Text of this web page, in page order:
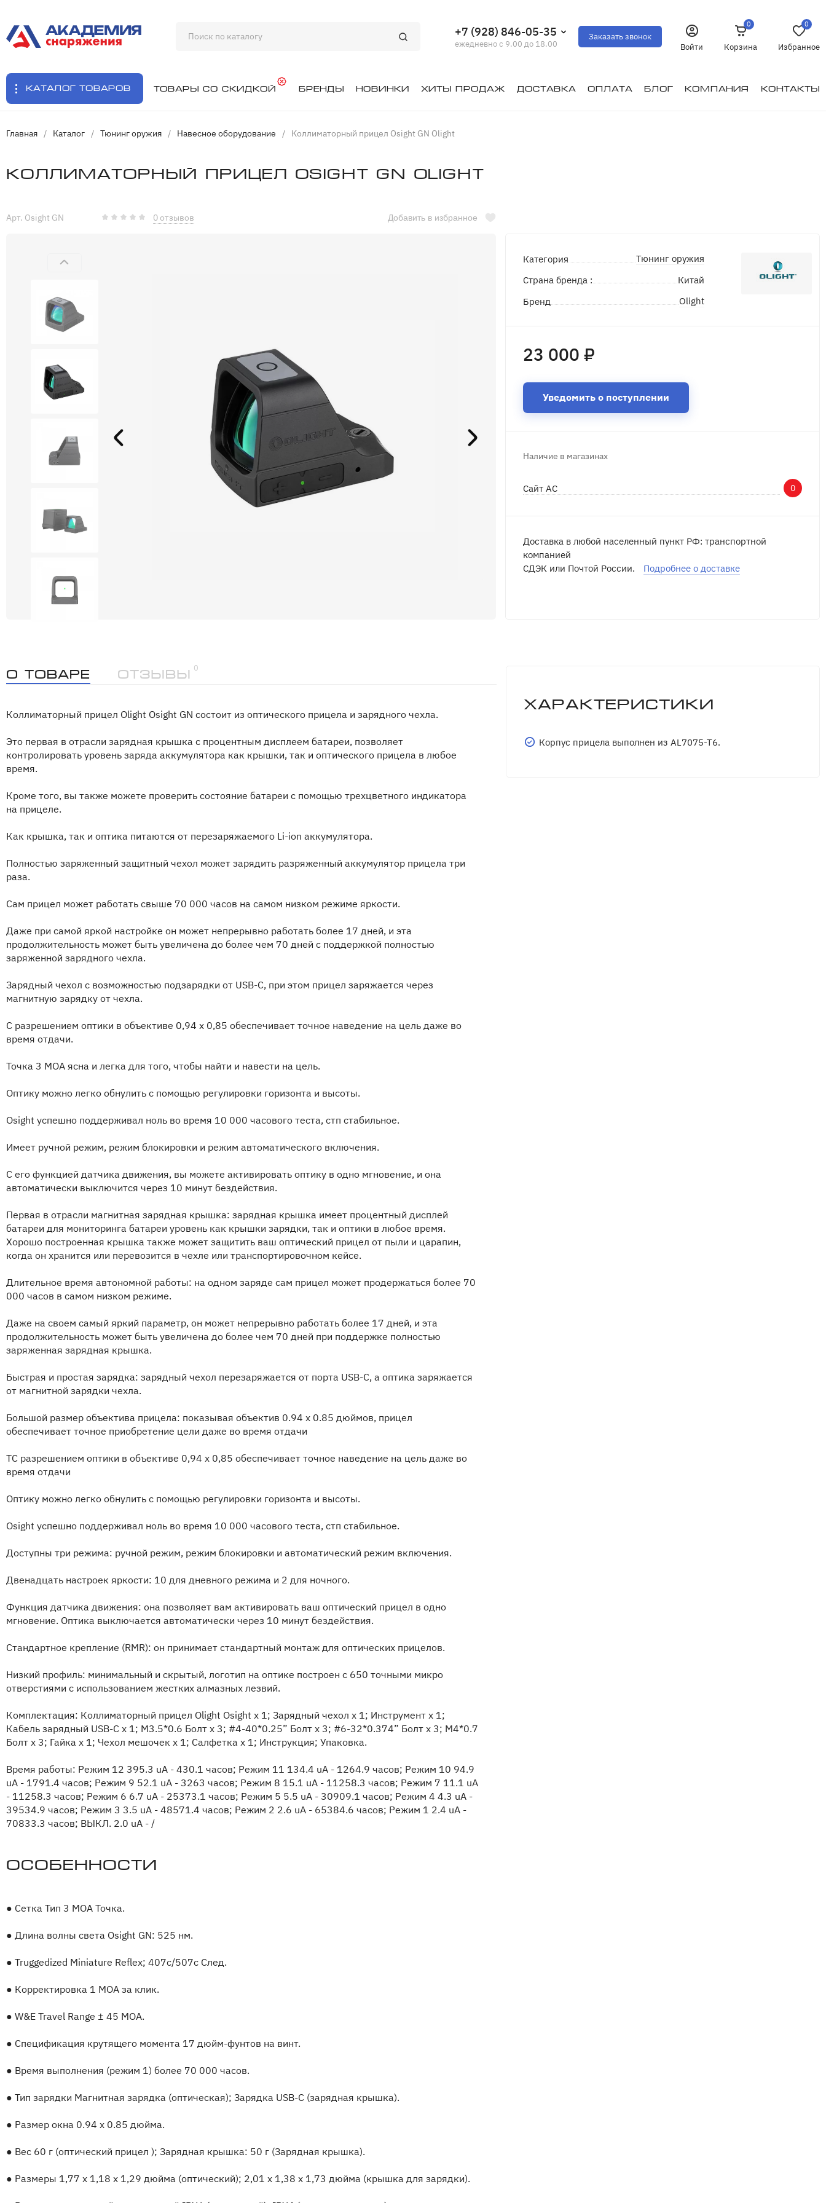
+7 (928) 846-05-35
ежедневно с 9.00 до 18.00
Заказать звонок
Войти
0
Корзина
0
Избранное
Каталог товаров Товары со скидкой Бренды Новинки Хиты продаж Доставка Оплата Блог Компания Контакты
Главная / Каталог / Тюнинг оружия / Навесное оборудование / Коллиматорный прицел Osight GN Olight
Коллиматорный прицел Osight GN Olight
Арт. Osight GN 0 отзывов Добавить в избранное
Категория
Тюнинг оружия
Страна бренда :
Китай
Бренд
Olight
23 000 ₽
Уведомить о поступлении
Наличие в магазинах
Сайт АС 0
Доставка в любой населенный пункт РФ: транспортной
компанией
СДЭК или Почтой России.
Подробнее о доставке
О товаре Отзывы
0
Коллиматорный прицел Olight Osight GN состоит из оптического прицела и зарядного чехла.
Это первая в отрасли зарядная крышка с процентным дисплеем батареи, позволяет
контролировать уровень заряда аккумулятора как крышки, так и оптического прицела в любое
время.
Кроме того, вы также можете проверить состояние батареи с помощью трехцветного индикатора
на прицеле.
Как крышка, так и оптика питаются от перезаряжаемого Li-ion аккумулятора.
Полностью заряженный защитный чехол может зарядить разряженный аккумулятор прицела три
раза.
Сам прицел может работать свыше 70 000 часов на самом низком режиме яркости.
Даже при самой яркой настройке он может непрерывно работать более 17 дней, и эта
продолжительность может быть увеличена до более чем 70 дней с поддержкой полностью
заряженной зарядного чехла.
Зарядный чехол с возможностью подзарядки от USB-C, при этом прицел заряжается через
магнитную зарядку от чехла.
С разрешением оптики в объективе 0,94 x 0,85 обеспечивает точное наведение на цель даже во
время отдачи.
Точка 3 МОА ясна и легка для того, чтобы найти и навести на цель.
Оптику можно легко обнулить с помощью регулировки горизонта и высоты.
Osight успешно поддерживал ноль во время 10 000 часового теста, стп стабильное.
Имеет ручной режим, режим блокировки и режим автоматического включения.
С его функцией датчика движения, вы можете активировать оптику в одно мгновение, и она
автоматически выключится через 10 минут бездействия.
Первая в отрасли магнитная зарядная крышка: зарядная крышка имеет процентный дисплей
батареи для мониторинга батареи уровень как крышки зарядки, так и оптики в любое время.
Хорошо построенная крышка также может защитить ваш оптический прицел от пыли и царапин,
когда он хранится или перевозится в чехле или транспортировочном кейсе.
Длительное время автономной работы: на одном заряде сам прицел может продержаться более 70
000 часов в самом низком режиме.
Даже на своем самый яркий параметр, он может непрерывно работать более 17 дней, и эта
продолжительность может быть увеличена до более чем 70 дней при поддержке полностью
заряженная зарядная крышка.
Быстрая и простая зарядка: зарядный чехол перезаряжается от порта USB-C, а оптика заряжается
от магнитной зарядки чехла.
Большой размер объектива прицела: показывая объектив 0.94 x 0.85 дюймов, прицел
обеспечивает точное приобретение цели даже во время отдачи
ТС разрешением оптики в объективе 0,94 x 0,85 обеспечивает точное наведение на цель даже во
время отдачи
Оптику можно легко обнулить с помощью регулировки горизонта и высоты.
Osight успешно поддерживал ноль во время 10 000 часового теста, стп стабильное.
Доступны три режима: ручной режим, режим блокировки и автоматический режим включения.
Двенадцать настроек яркости: 10 для дневного режима и 2 для ночного.
Функция датчика движения: она позволяет вам активировать ваш оптический прицел в одно
мгновение. Оптика выключается автоматически через 10 минут бездействия.
Стандартное крепление (RMR): он принимает стандартный монтаж для оптических прицелов.
Низкий профиль: минимальный и скрытый, логотип на оптике построен с 650 точными микро
отверстиями с использованием жестких алмазных лезвий.
Комплектация: Коллиматорный прицел Olight Osight x 1; Зарядный чехол x 1; Инструмент x 1;
Кабель зарядный USB-C x 1; M3.5*0.6 Болт x 3; #4-40*0.25” Болт x 3; #6-32*0.374” Болт x 3; M4*0.7
Болт x 3; Гайка x 1; Чехол мешочек x 1; Салфетка x 1; Инструкция; Упаковка.
Время работы: Режим 12 395.3 uA - 430.1 часов; Режим 11 134.4 uA - 1264.9 часов; Режим 10 94.9
uA - 1791.4 часов; Режим 9 52.1 uA - 3263 часов; Режим 8 15.1 uA - 11258.3 часов; Режим 7 11.1 uA
- 11258.3 часов; Режим 6 6.7 uA - 25373.1 часов; Режим 5 5.5 uA - 30909.1 часов; Режим 4 4.3 uA -
39534.9 часов; Режим 3 3.5 uA - 48571.4 часов; Режим 2 2.6 uA - 65384.6 часов; Режим 1 2.4 uA -
70833.3 часов; ВЫКЛ. 2.0 uA - /
Особенности
● Сетка Тип 3 MOA Точка.
● Длина волны света Osight GN: 525 нм.
● Truggedized Miniature Reflex; 407c/507c След.
● Корректировка 1 MOA за клик.
● W&E Travel Range ± 45 MOA.
● Спецификация крутящего момента 17 дюйм-фунтов на винт.
● Время выполнения (режим 1) более 70 000 часов.
● Тип зарядки Магнитная зарядка (оптическая); Зарядка USB-C (зарядная крышка).
● Размер окна 0.94 x 0.85 дюйма.
● Вес 60 г (оптический прицел ); Зарядная крышка: 50 г (Зарядная крышка).
● Размеры 1,77 x 1,18 x 1,29 дюйма (оптический); 2,01 x 1,38 x 1,73 дюйма (крышка для зарядки).
Характеристики
Корпус прицела выполнен из AL7075-T6.